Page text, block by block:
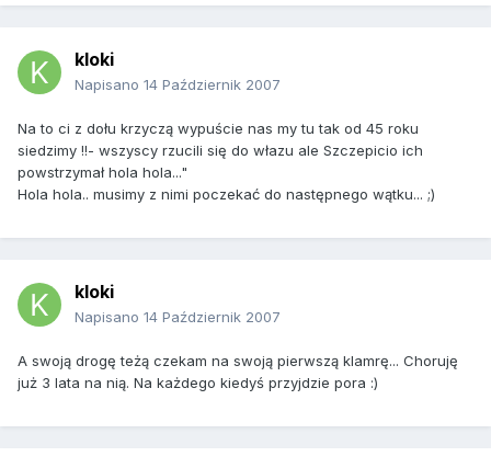
kloki
Napisano 14 Październik 2007
Na to ci z dołu krzyczą wypuście nas my tu tak od 45 roku
siedzimy !!- wszyscy rzucili się do włazu ale Szczepicio ich
powstrzymał hola hola..."
Hola hola.. musimy z nimi poczekać do następnego wątku... ;)
kloki
Napisano 14 Październik 2007
A swoją drogę teżą czekam na swoją pierwszą klamrę... Choruję
już 3 lata na nią. Na każdego kiedyś przyjdzie pora :)